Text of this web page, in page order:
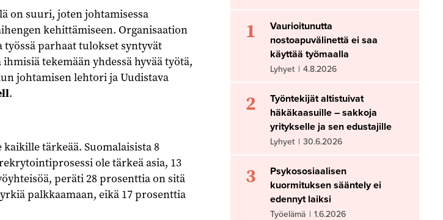
on suuri, joten johtamisessa
kehittämiseen. Organisaation
parhaat tulokset syntyvät
tekemään yhdessä hyvää työtä,
johtamisen lehtori ja Uudistava
.
tärkeää. Suomalaisista 8
ole tärkeä asia, 13
peräti 28 prosenttia on sitä
palkkaamaan, eikä 17 prosenttia
1
Vaurioitunutta
nostoapuvälinettä ei saa
käyttää työmaalla
Lyhyet | 4.8.2026
2
Työntekijät altistuivat
häkäkaasuille – sakkoja
yritykselle ja sen edustajille
Lyhyet | 30.6.2026
3
Psykososiaalisen
kuormituksen sääntely ei
edennyt laiksi
Työelämä | 1.6.2026